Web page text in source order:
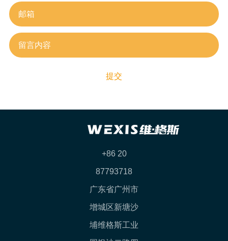
提交
+86 20
87793718
广东省广州市
增城区新塘沙
埔维格斯工业